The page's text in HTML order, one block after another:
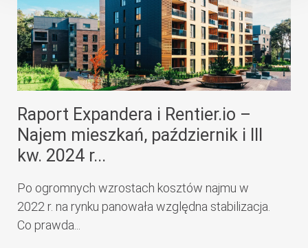
Raport Expandera i Rentier.io –
Najem mieszkań, październik i III
kw. 2024 r...
Po ogromnych wzrostach kosztów najmu w
2022 r. na rynku panowała względna stabilizacja.
Co prawda...